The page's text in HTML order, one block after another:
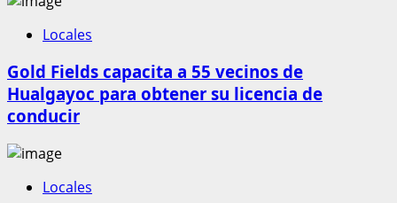
Locales
Gold Fields capacita a 55 vecinos de
Hualgayoc para obtener su licencia de
conducir
Locales